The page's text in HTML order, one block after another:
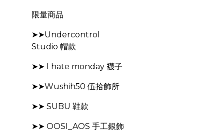
限量商品
➤➤Undercontrol
Studio 帽款
➤➤ I hate monday 襪子
➤➤Wushih50 伍拾飾所
➤➤ SUBU 鞋款
➤➤ OOSI_AOS 手工銀飾